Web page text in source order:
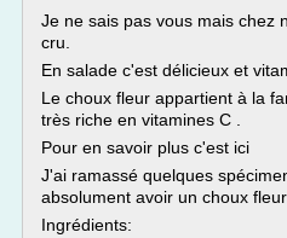
Je ne sais pas vous mais chez
cru.
En salade c'est délicieux et
Le choux fleur appartient à la
très riche en vitamines C .
Pour en savoir plus c'est ici
J'ai ramassé quelques
absolument avoir un choux
Ingrédients: